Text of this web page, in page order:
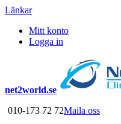
Länkar
Mitt konto
Logga in
net2world.se
010-173 72 72Maila oss